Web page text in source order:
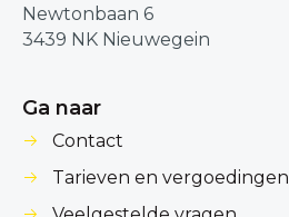
Newtonbaan 6
3439 NK Nieuwegein
Ga naar
Contact
Tarieven en vergoedingen